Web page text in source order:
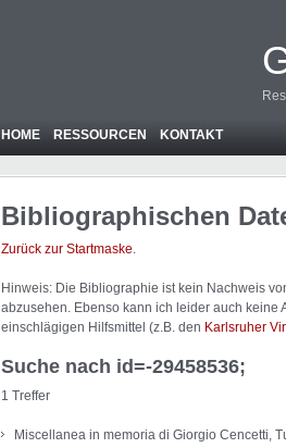
HOME RESSOURCEN KONTAKT
Bibliographischen
Zurück zur Startmaske.
Hinweis: Die Bibliographie ist kein Nachweis
abzusehen. Ebenso kann ich leider auch keine
einschlägigen Hilfsmittel (z.B. den Karlsruher
Suche nach id=-29458536;
1 Treffer
Miscellanea in memoria di Giorgio Cencetti,